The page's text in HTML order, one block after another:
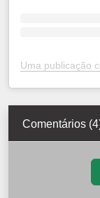
Comentários